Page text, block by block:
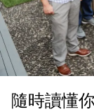
隨時讀懂